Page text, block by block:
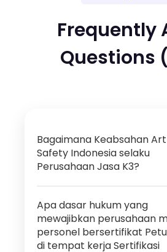
Frequently
Questions
Bagaimana Keabsahan
Safety Indonesia selaku
Perusahaan Jasa K3?
sebagai Perusahaan Jasa
Kesehatan Kerja (PJK3)
konsultasi K3 bidang Keahlian
Apa dasar hukum yang
mewajibkan perusahaan
personel bersertifikat
di tempat kerja Sertifikasi